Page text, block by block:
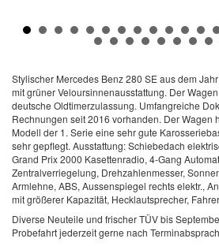
Stylischer Mercedes Benz 280 SE aus dem
mit grüner Veloursinnenausstattung. Der
deutsche Oldtimerzulassung. Umfangreiche
Rechnungen seit 2016 vorhanden. Der Wagen
Modell der 1. Serie eine sehr gute
sehr gepflegt. Ausstattung: Schiebedach
Grand Prix 2000 Kasettenradio, 4-Gang
Zentralverriegelung, Drehzahlenmesser,
Armlehne, ABS, Aussenspiegel rechts elektr.,
mit größerer Kapazität, Hecklautsprecher,
Diverse Neuteile und frischer TÜV bis
Probefahrt jederzeit gerne nach